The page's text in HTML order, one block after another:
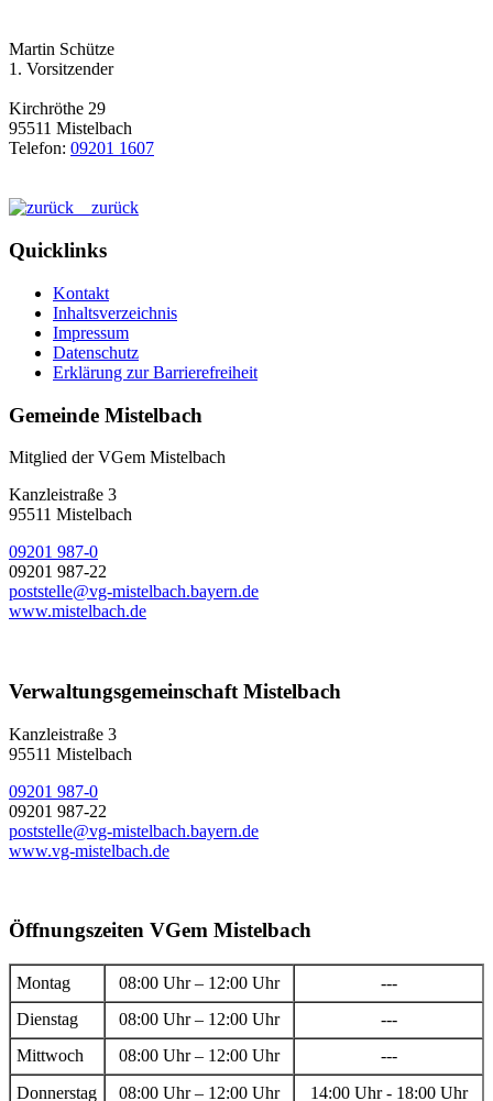
Martin Schütze
1. Vorsitzender
Kirchröthe 29
95511 Mistelbach
Telefon: 09201 1607
zurück
Quicklinks
Kontakt
Inhaltsverzeichnis
Impressum
Datenschutz
Erklärung zur Barrierefreiheit
Gemeinde Mistelbach
Mitglied der VGem Mistelbach
Kanzleistraße 3
95511 Mistelbach
09201 987-0
09201 987-22
poststelle@vg-mistelbach.bayern.de
www.mistelbach.de
Verwaltungsgemeinschaft Mistelbach
Kanzleistraße 3
95511 Mistelbach
09201 987-0
09201 987-22
poststelle@vg-mistelbach.bayern.de
www.vg-mistelbach.de
Öffnungszeiten VGem Mistelbach
Montag 08:00 Uhr – 12:00 Uhr
---
Dienstag
08:00 Uhr – 12:00 Uhr
---
Mittwoch
08:00 Uhr – 12:00 Uhr
---
Donnerstag
08:00 Uhr – 12:00 Uhr 14:00 Uhr - 18:00 Uhr